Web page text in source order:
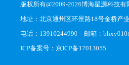
版权所有@2009-2026博海星源科技有
地址：北京通州区环景路18号金桥产
电话：13910244990 邮箱：
ICP备案号： 京ICP备17013055